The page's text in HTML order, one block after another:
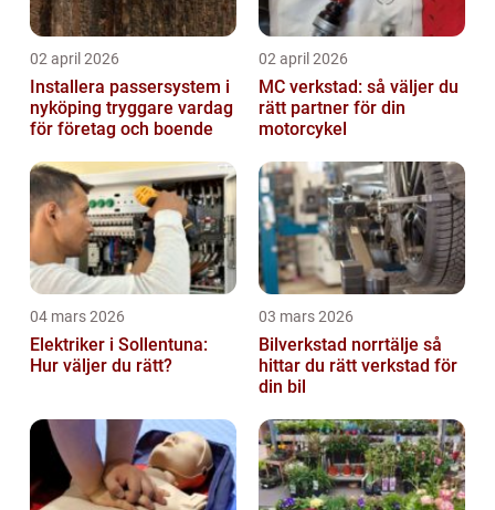
02 april 2026
Installera passersystem i
nyköping tryggare vardag
för företag och boende
02 april 2026
MC verkstad: så väljer du
rätt partner för din
motorcykel
04 mars 2026
Elektriker i Sollentuna:
Hur väljer du rätt?
03 mars 2026
Bilverkstad norrtälje så
hittar du rätt verkstad för
din bil